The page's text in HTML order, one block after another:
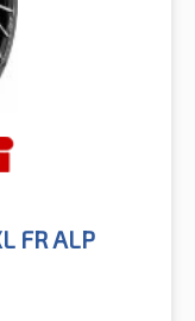
FR ALP